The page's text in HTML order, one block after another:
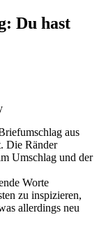
Du hast
aus
Die Ränder
Umschlag und der
Worte
zu inspizieren,
allerdings neu